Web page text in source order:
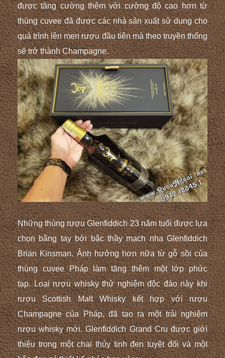
được tăng cường thêm với cường độ cao hơn từ
thùng cuvee đã được các nhà sản xuất sử dụng cho
quá trình lên men rượu đầu tiên mà theo truyền thống
sẽ trở thành Champagne.
Những thùng rượu Glenfiddich 23 năm tuổi được lựa
chọn bằng tay bởi bậc thầy mạch nha Glenfiddich
Brian Kinsman. Ảnh hưởng hơn nữa từ gỗ sồi của
thùng cuvee Pháp làm tăng thêm một lớp phức
tạp. Loại rượu whisky thử nghiệm độc đáo này khi
rượu Scottish Malt Whisky kết hợp với rượu
Champagne của Pháp, đã tạo ra một trải nghiệm
rượu whisky mới. Glenfiddich Grand Cru được giới
thiệu trong một chai thủy tinh đen tuyệt đối và một